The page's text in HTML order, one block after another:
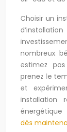
Choisir un
nombreux
estimez
prenez le
et
installation
dès